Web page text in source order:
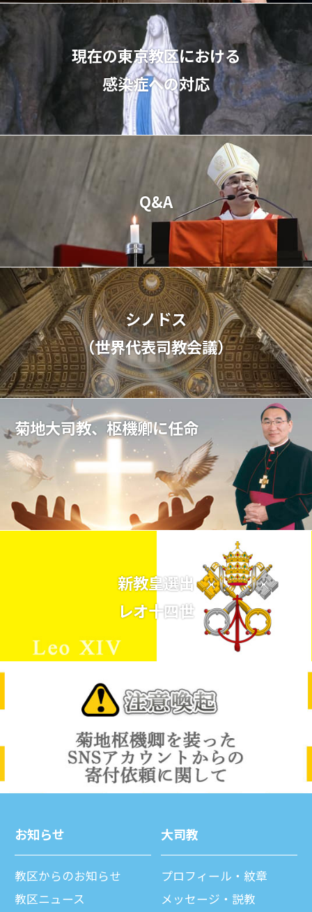
現在の東京教区における
感染症への対応
Q&A
シノドス
（世界代表司教会議）
菊地大司教、枢機卿に任命
新教皇選出
レオ十四世
お知らせ
教区からのお知らせ
教区ニュース
⼤司教
プロフィール・紋章
メッセージ・説教